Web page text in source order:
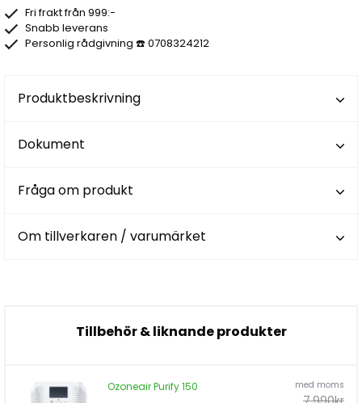
Fri frakt från 999:-
Snabb leverans
Personlig rådgivning ☎️ 0708324212
Produktbeskrivning
Dokument
Fråga om produkt
Om tillverkaren / varumärket
Tillbehör & liknande produkter
Ozoneair Purify 150 med moms